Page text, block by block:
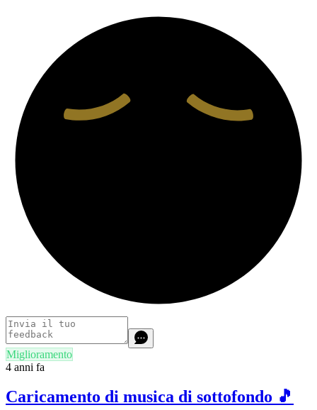
Miglioramento
4 anni fa
Caricamento di musica di sottofondo 🎵